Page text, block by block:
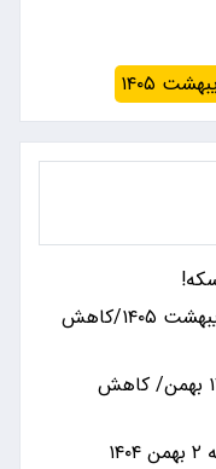
قیمت طلا و سکه سه‌شنبه ۱ اردیبهشت ۱۴۰۵/کاهش
قیمت طلا و سکه امروز جمعه ۱۷ بهمن/ کاهش